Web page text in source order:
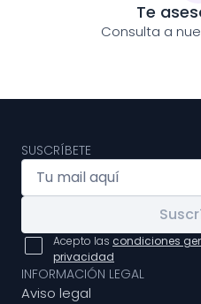
Te
Consulta a
SUSCRÍBETE
Acepto las condiciones
privacidad
INFORMACIÓN LEGAL
Aviso legal